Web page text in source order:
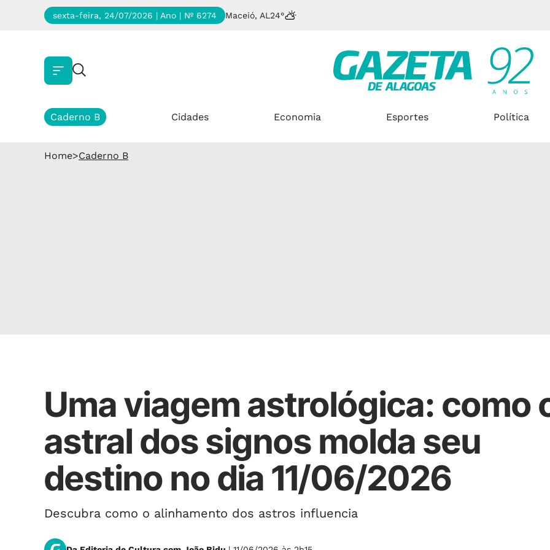
sexta-feira, 24/07/2026 | Ano | Nº 6274 Maceió, AL 24°
Caderno B Cidades Economia Esportes Política
Home>Caderno B
Uma viagem astrológica: como
astral dos signos molda seu
destino no dia 11/06/2026
Descubra como o alinhamento dos astros influencia